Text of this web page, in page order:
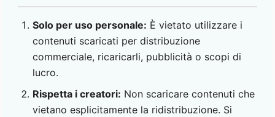
Solo per uso personale: È vietato utilizzare i
contenuti scaricati per distribuzione
commerciale, ricaricarli, pubblicità o scopi di
lucro.
Rispetta i creatori: Non scaricare contenuti che
vietano esplicitamente la ridistribuzione. Si